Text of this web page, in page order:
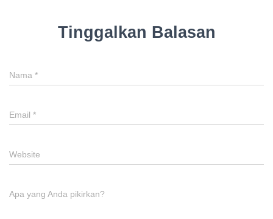
Tinggalkan Balasan
Nama *
Email *
Website
Apa yang Anda pikirkan?